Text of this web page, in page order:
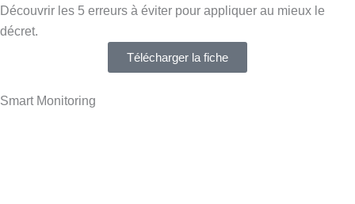
Découvrir les 5 erreurs à éviter pour appliquer au mieux le
décret.
Télécharger la fiche
Smart Monitoring